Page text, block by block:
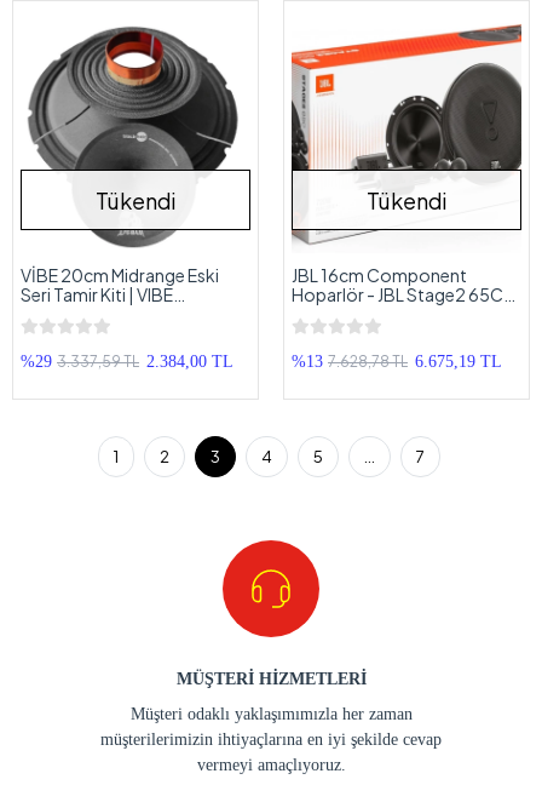
Tükendi
VİBE 20cm Midrange Eski
Seri Tamir Kiti | VIBE
BDPRO8M-V1 Tamir Takımı -
1 Adet
%29 3.337,59 TL 2.384,00 TL
Tükendi
JBL 16cm Component
Hoparlör - JBL Stage2 65C
16cm Mid Takımı - JBL
Komponent Hoparlör Seti
%13 7.628,78 TL 6.675,19 TL
1 2 3 4 5 7
MÜŞTERİ HİZMETLERİ
Müşteri odaklı yaklaşımımızla her zaman
müşterilerimizin ihtiyaçlarına en iyi şekilde cevap
vermeyi amaçlıyoruz.